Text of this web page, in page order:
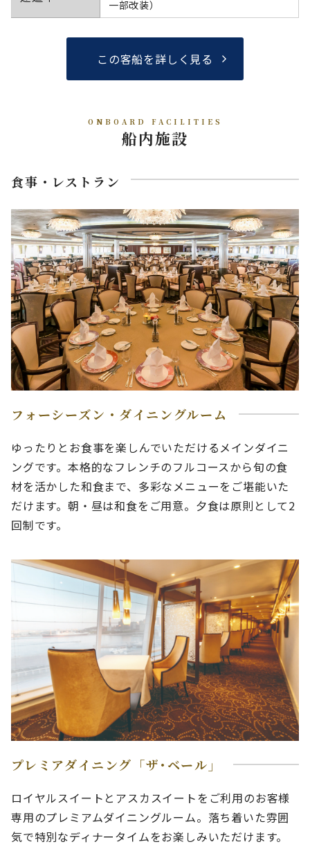
一部改装）
この客船を詳しく見る
ONBOARD FACILITIES
船内施設
食事・レストラン
フォーシーズン・ダイニングルーム
ゆったりとお食事を楽しんでいただけるメインダイニ
ングです。本格的なフレンチのフルコースから旬の食
材を活かした和食まで、多彩なメニューをご堪能いた
だけます。朝・昼は和食をご用意。夕食は原則として2
回制です。
プレミアダイニング「ザ･ベール」
ロイヤルスイートとアスカスイートをご利用のお客様
専用のプレミアムダイニングルーム。落ち着いた雰囲
気で特別なディナータイムをお楽しみいただけます。